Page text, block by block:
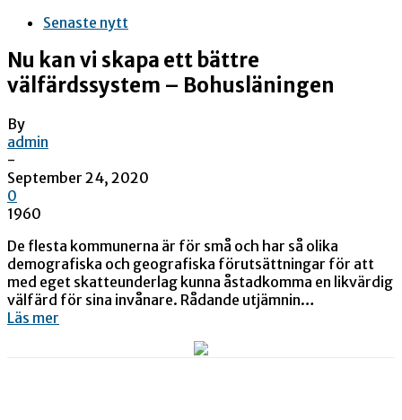
Senaste nytt
Nu kan vi skapa ett bättre
välfärdssystem – Bohusläningen
By
admin
-
September 24, 2020
0
1960
De flesta kommunerna är för små och har så olika
demografiska och geografiska förutsättningar för att
med eget skatteunderlag kunna åstadkomma en likvärdig
välfärd för sina invånare. Rådande utjämnin…
Läs mer